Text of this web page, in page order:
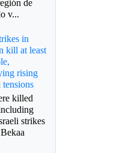
de
v...
in
kill at least
rising
tensions
killed
strikes